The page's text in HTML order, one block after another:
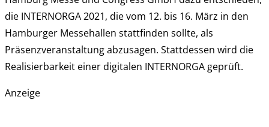
die INTERNORGA 2021, die vom 12. bis 16. März in den
Hamburger Messehallen stattfinden sollte, als
Präsenzveranstaltung abzusagen. Stattdessen wird die
Realisierbarkeit einer digitalen INTERNORGA geprüft.
Anzeige